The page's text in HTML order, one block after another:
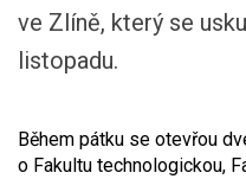
ve Zlíně, který se
listopadu.
Během pátku se otevřou
o Fakultu technologickou,